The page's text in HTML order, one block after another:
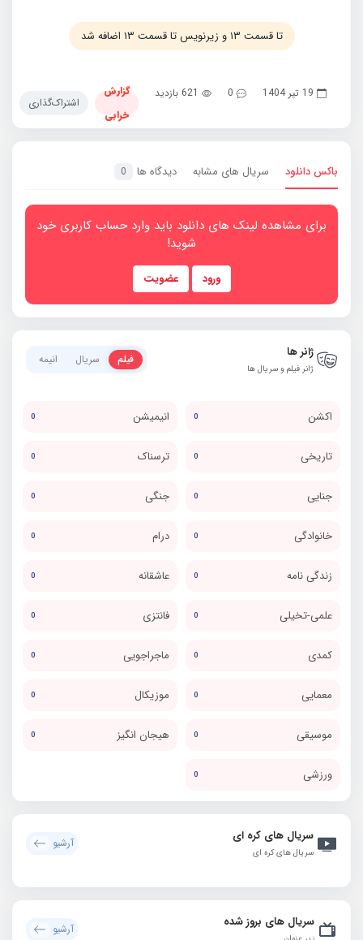
تا قسمت ۱۳ و زیرنویس تا قسمت ۱۳ اضافه شد
19 تیر 1404 0 621 بازدید
گزارش
خرابی
اشتراک‌گذاری
باکس دانلود سریال های مشابه دیدگاه ها 0
برای مشاهده لینک های دانلود باید وارد حساب کاربری خود
شوید!
ورود عضویت
ژانر ها
ژانر فیلم و سریال ها
فیلم سریال انیمه
اکشن 0 انیمیشن 0
تاریخی 0 ترسناک 0
جنایی 0 جنگی 0
خانوادگی 0 درام 0
زندگی نامه 0 عاشقانه 0
علمی-تخیلی 0 فانتزی 0
کمدی 0 ماجراجویی 0
معمایی 0 موزیکال 0
موسیقی 0 هیجان انگیز 0
ورزشی 0
سریال های کره ای
سریال های کره ای
آرشیو
سریال های بروز شده آرشیو